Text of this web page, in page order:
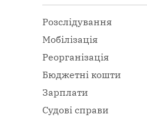
Розслідування
Мобілізація
Реорганізація
Бюджетні кошти
Зарплати
Судові справи